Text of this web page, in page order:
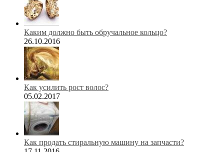
Каким должно быть обручальное кольцо?
26.10.2016
Как усилить рост волос?
05.02.2017
Как продать стиральную машину на запчасти?